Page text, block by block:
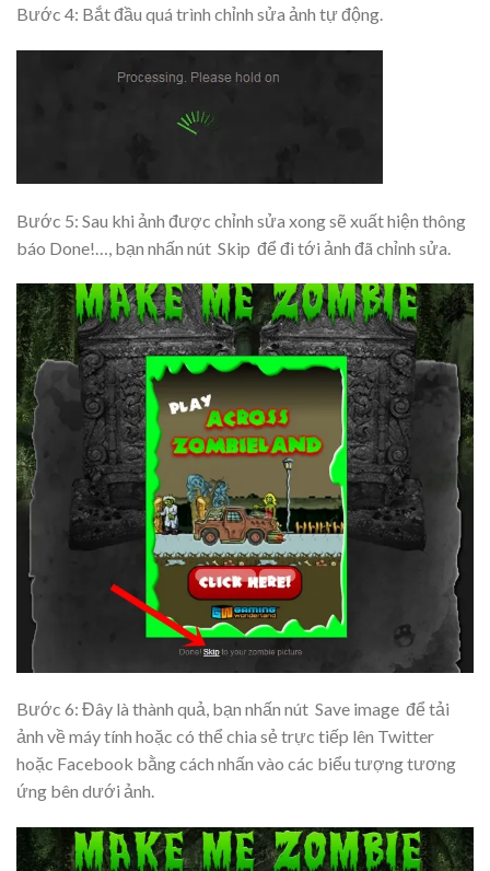
Bước 4: Bắt đầu quá trình chỉnh sửa ảnh tự động.
Bước 5: Sau khi ảnh được chỉnh sửa xong sẽ xuất hiện thông
báo Done!…, bạn nhấn nút Skip để đi tới ảnh đã chỉnh sửa.
Bước 6: Đây là thành quả, bạn nhấn nút Save image để tải
ảnh về máy tính hoặc có thể chia sẻ trực tiếp lên Twitter
hoặc Facebook bằng cách nhấn vào các biểu tượng tương
ứng bên dưới ảnh.